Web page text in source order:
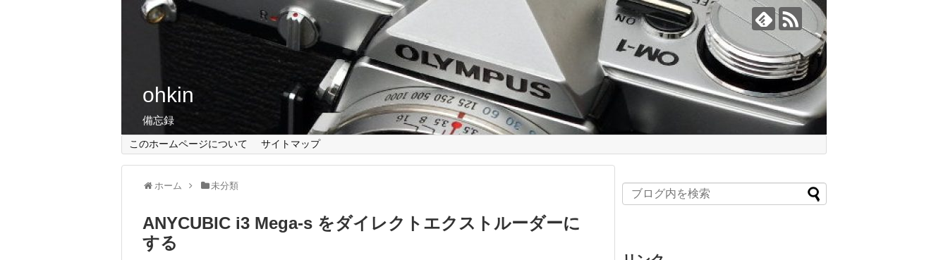
ohkin
備忘録
このホームページについて サイトマップ
ホーム 未分類
ANYCUBIC i3 Mega-s をダイレクトエクストルーダーに
する